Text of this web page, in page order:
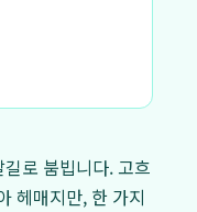
로 붐빕니다. 고흐
헤매지만, 한 가지